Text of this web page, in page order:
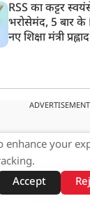
RSS का कट्टर
भरोसेमंद, 5 बार
नए शिक्षा मंत्री
ADVERTISEMENT
enhance your
Accept